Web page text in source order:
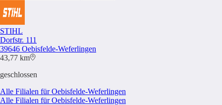
STIHL
Dorfstr. 111
39646 Oebisfelde-Weferlingen
43,77 km
geschlossen
Alle Filialen für Oebisfelde-Weferlingen
Alle Filialen für Oebisfelde-Weferlingen